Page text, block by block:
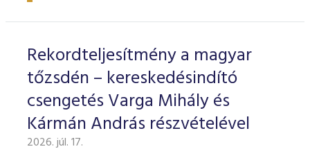
Rekordteljesítmény a magyar
tőzsdén – kereskedésindító
csengetés Varga Mihály és
Kármán András részvételével
2026. júl. 17.